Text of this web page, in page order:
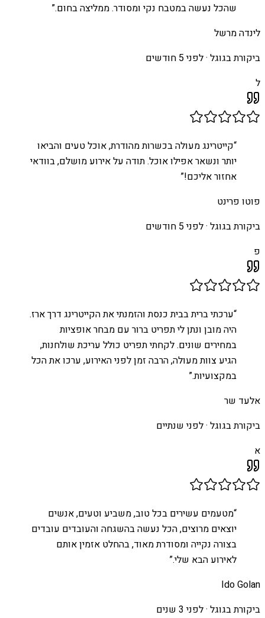
שהכל נעשה במטבח נקי ומסודר. ממליצה בחום.”
לינדה מרשל
ביקורת בגוגל ·לפני 5 חודשים
ל
“קייטרינג מעולה בכשרות מהודרת, אוכל טעים והביאו
יותר ונשאר אפילו אוכל. תודה על אירוע מושלם, בוודאי
אחזור אליכם!”
פוטו פרינט
ביקורת בגוגל ·לפני 5 חודשים
פ
“ערכתי ברית בבית כנסת והזמנתי את הקייטרינג דרך ארז.
היה מובן ונתן לי תפריט ברור עם מבחר אופציות
במחירים שונים. לקחתי תפריט כולל עריכת שולחנות,
הגיע צוות מעולה, הרבה זמן לפני האירוע, ערכו את הכל
במקצועיות.”
אלעד שר
ביקורת בגוגל ·לפני שנתיים
א
“מטעמים עשירים בכל טוב, משביע וטעים, אנשים
יוצאים מרוצים, הכל נעשה בהשגחה והעובדים עובדים
בצורה נקייה ומסודרת מאוד, בהחלט אזמין אותם
לאירוע הבא שלי.”
Ido Golan
ביקורת בגוגל ·לפני 3 שנים